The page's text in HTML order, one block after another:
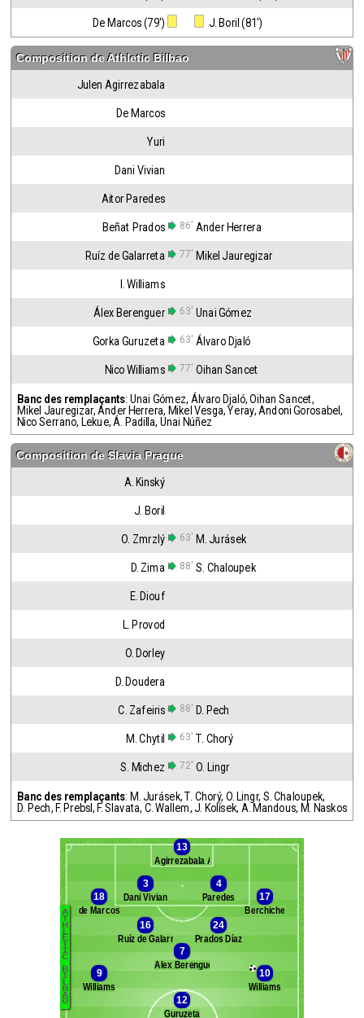
De Marcos (79') J. Boril (81')
Composition deAthletic Bilbao
Julen Agirrezabala
De Marcos
Yuri
Dani Vivian
Aitor Paredes
Beñat Prados 86' Ander Herrera
Ruíz de Galarreta 77' Mikel Jauregizar
I. Williams
Álex Berenguer 63' Unai Gómez
Gorka Guruzeta 63' Álvaro Djaló
Nico Williams 77' Oihan Sancet
Banc des remplaçants: Unai Gómez, Álvaro Djaló,Oihan Sancet,
Mikel Jauregizar, Ander Herrera, Mikel Vesga,Yeray, Andoni Gorosabel,
Nico Serrano, Lekue, Á. Padilla, Unai Núñez
Composition deSlavia Prague
A. Kinský
J. Boril
O. Zmrzlý 63' M. Jurásek
D. Zima 88' S. Chaloupek
E. Diouf
L. Provod
O. Dorley
D. Doudera
C. Zafeiris 88' D. Pech
M. Chytil 63' T. Chorý
S. Michez 72' O. Lingr
Banc des remplaçants: M. Jurásek,T. Chorý, O. Lingr, S. Chaloupek,
D. Pech, F. Prebsl, F. Slavata, C. Wallem,J. Kolísek, A. Mandous, M. Naskos